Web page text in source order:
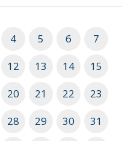
4 5 6
7
12 13 14
15
20 21 22
23
28 29 30
31